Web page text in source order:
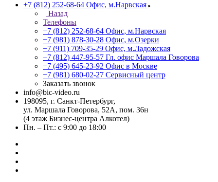
+7 (812) 252-68-64 Офис, м.Нарвская
Назад
Телефоны
+7 (812) 252-68-64 Офис, м.Нарвская
+7 (981) 878-30-28 Офис, м.Озерки
+7 (911) 709-35-29 Офис, м.Ладожская
+7 (812) 447-95-57 Гл. офис Маршала Говорова
+7 (495) 645-23-92 Офис в Москве
+7 (981) 680-02-27 Сервисный центр
Заказать звонок
info@bic-video.ru
198095, г. Санкт-Петербург,
ул. Маршала Говорова, 52А, пом. 36н
(4 этаж Бизнес-центра Алкотел)
Пн. – Пт.: с 9:00 до 18:00